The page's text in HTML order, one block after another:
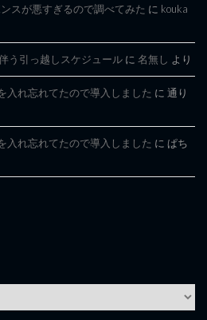
スが悪すぎるので調べてみた に kouka
う引っ越しスケジュール に 名無し より
入れ忘れてたので導入しました に 通り
入れ忘れてたので導入しました に ぱち